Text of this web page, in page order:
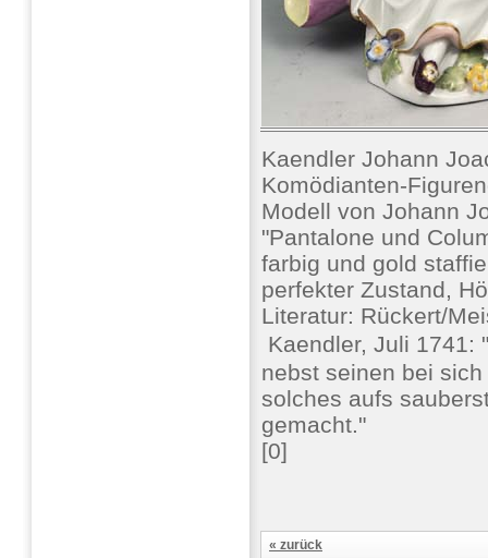
Kaendler Johann
Komödianten-
Modell von Johann
"Pantalone und
farbig und gold
perfekter Zustand,
Literatur: Rückert/
Kaendler, Juli 1741:
nebst seinen bei
solches aufs
gemacht."
[0]
« zurück